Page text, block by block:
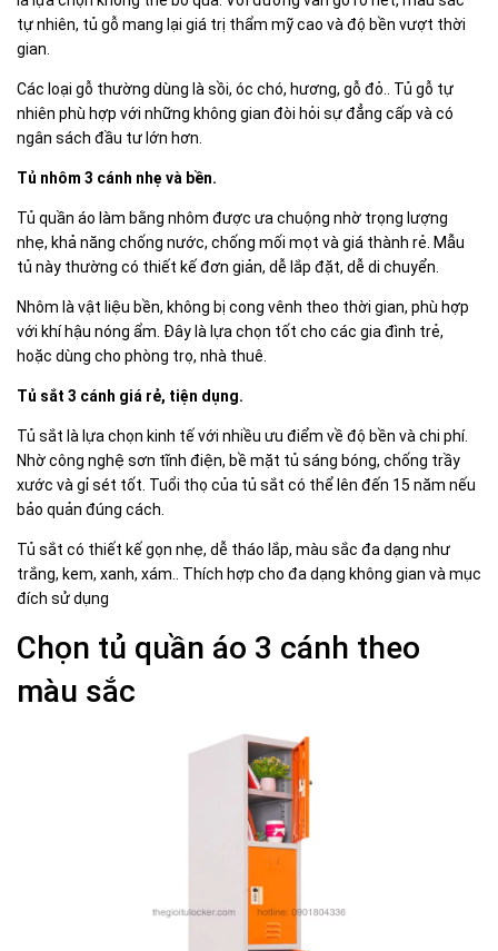
tự nhiên, tủ gỗ mang lại giá trị thẩm mỹ cao và độ bền vượt thời
gian.
Các loại gỗ thường dùng là sồi, óc chó, hương, gỗ đỏ.. Tủ gỗ tự
nhiên phù hợp với những không gian đòi hỏi sự đẳng cấp và có
ngân sách đầu tư lớn hơn.
Tủ nhôm 3 cánh nhẹ và bền.
Tủ quần áo làm bằng nhôm được ưa chuộng nhờ trọng lượng
nhẹ, khả năng chống nước, chống mối mọt và giá thành rẻ. Mẫu
tủ này thường có thiết kế đơn giản, dễ lắp đặt, dễ di chuyển.
Nhôm là vật liệu bền, không bị cong vênh theo thời gian, phù hợp
với khí hậu nóng ẩm. Đây là lựa chọn tốt cho các gia đình trẻ,
hoặc dùng cho phòng trọ, nhà thuê.
Tủ sắt 3 cánh giá rẻ, tiện dụng.
Tủ sắt là lựa chọn kinh tế với nhiều ưu điểm về độ bền và chi phí.
Nhờ công nghệ sơn tĩnh điện, bề mặt tủ sáng bóng, chống trầy
xước và gỉ sét tốt. Tuổi thọ của tủ sắt có thể lên đến 15 năm nếu
bảo quản đúng cách.
Tủ sắt có thiết kế gọn nhẹ, dễ tháo lắp, màu sắc đa dạng như
trắng, kem, xanh, xám.. Thích hợp cho đa dạng không gian và mục
đích sử dụng
Chọn tủ quần áo 3 cánh theo
màu sắc